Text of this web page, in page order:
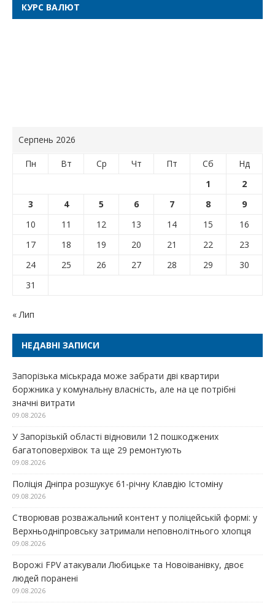
КУРС ВАЛЮТ
Серпень 2026
Пн Вт Ср Чт Пт Сб
Нд
1
2
3
4 5 6 7 8
9
10
11 12 13 14 15
16
17
18 19 20 21 22
23
24
25 26 27 28 29
30
31
« Лип
НЕДАВНІ ЗАПИСИ
Запорізька міськрада може забрати дві квартири
боржника у комунальну власність, але на це потрібні
значні витрати
09.08.2026
У Запорізькій області відновили 12 пошкоджених
багатоповерхівок та ще 29 ремонтують
09.08.2026
Поліція Дніпра розшукує 61-річну Клавдію Істоміну
09.08.2026
Створював розважальний контент у поліцейській формі: у
Верхньодніпровську затримали неповнолітнього хлопця
09.08.2026
Ворожі FPV атакували Любицьке та Новоіванівку, двоє
людей поранені
09.08.2026